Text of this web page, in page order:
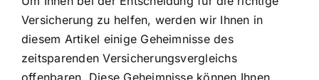
Versicherung zu helfen, werden wir Ihnen in
diesem Artikel einige Geheimnisse des
zeitsparenden Versicherungsvergleichs
offenbaren. Diese Geheimnisse können Ihnen